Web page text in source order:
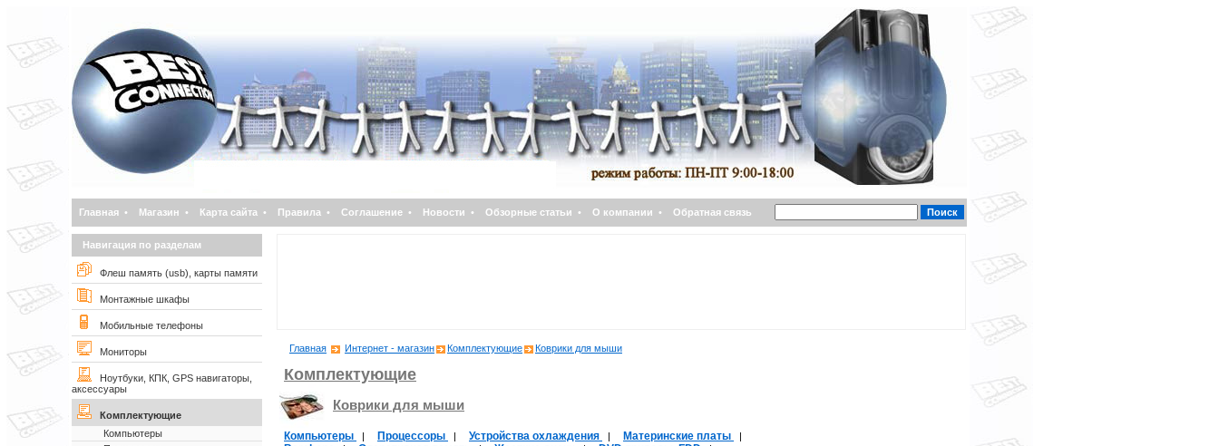
Главная • Магазин • Карта сайта • Правила • Соглашение • Новости • Обзорные статьи • О компании • Обратная связь
Навигация по разделам
Флеш память (usb), карты памяти
Монтажные шкафы
Мобильные телефоны
Мониторы
Ноутбуки, КПК, GPS навигаторы,
аксессуары
Комплектующие
Компьютеры
Главная Интернет - магазин Комплектующие Коврики для мыши
Комплектующие
Коврики для мыши
Компьютеры | Процессоры | Устройства охлаждения | Материнские платы |